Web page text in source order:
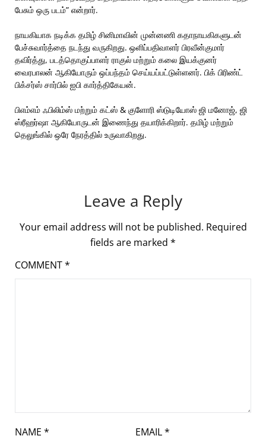
பேசும் ஒரு படம்” என்றார்.
நாயகியாக நடிக்க தமிழ் சினிமாவின் முன்னணி கதாநாயகிகளுடன்
பேச்சுவார்த்தை நடந்து வருகிறது. ஒளிப்பதிவாளர் பிரவீன்குமார்
தவிர்த்து, படத்தொகுப்பாளர் ராகுல் மற்றும் கலை இயக்குனர்
வைரபாலன் ஆகியோரும் ஒப்பந்தம் செய்யப்பட்டுள்ளனர். பிக் பிரிண்ட்
பிக்சர்ஸ் சார்பில் ஐபி கார்த்திகேயன்.
பிஎம்எம் ஃபிலிம்ஸ் மற்றும் கட்ஸ் & குளோரி ஸ்டுடியோஸ் ஜி மனோஜ், ஜி
ஸ்ரீஹர்ஷா ஆகியோருடன் இணைந்து தயாரிக்கிறார். தமிழ் மற்றும்
தெலுங்கில் ஒரே நேரத்தில் உருவாகிறது.
Leave a Reply
Your email address will not be published. Required
fields are marked *
COMMENT*
NAME * EMAIL*